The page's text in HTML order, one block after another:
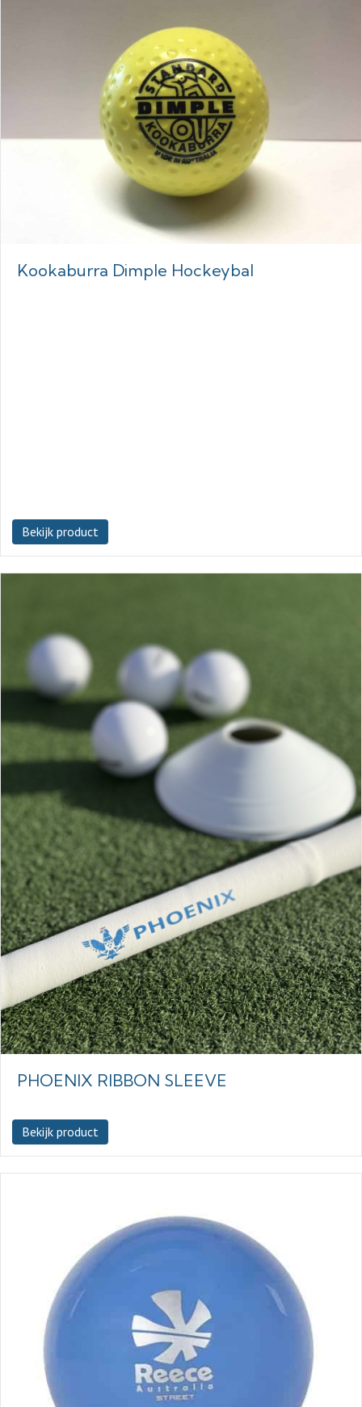
Kookaburra Dimple Hockeybal
Bekijk product
PHOENIX RIBBON SLEEVE
Bekijk product